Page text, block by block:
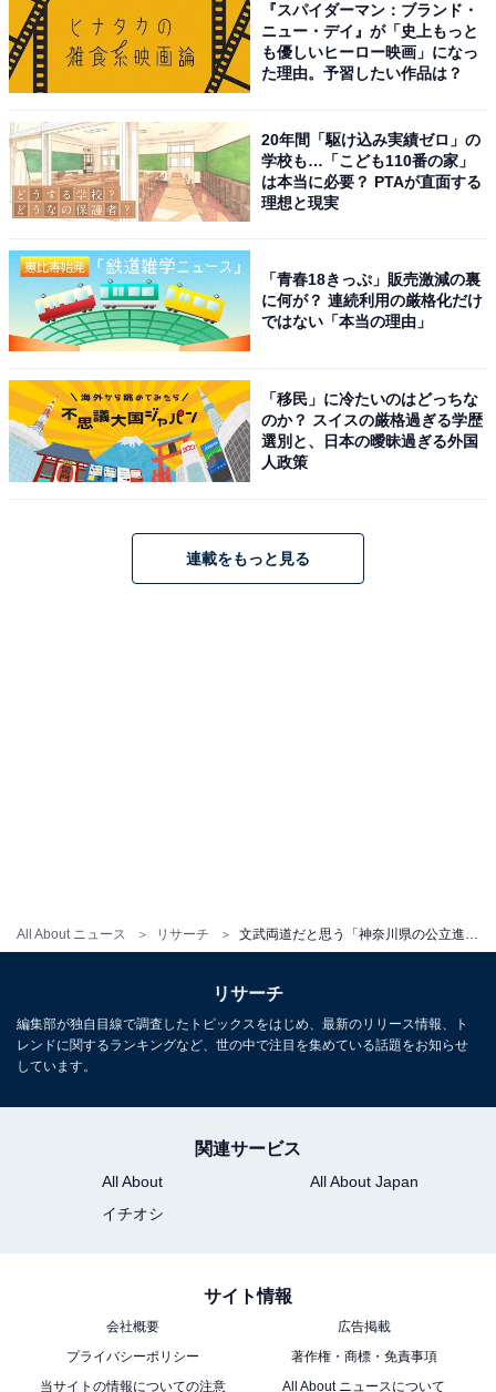
All About ニュース リサーチ
2
『スパイダーマン：ブランド・
ニュー・デイ』が「史上もっと
も優しいヒーロー映画」になっ
た理由。予習したい作品は？
20年間「駆け込み実績ゼロ」の
学校も…「こども110番の家」
は本当に必要？ PTAが直面する
理想と現実
「青春18きっぷ」販売激減の裏
に何が？ 連続利用の厳格化だけ
ではない「本当の理由」
「移民」に冷たいのはどっちな
のか？ スイスの厳格過ぎる学歴
選別と、日本の曖昧過ぎる外国
人政策
連載をもっと見る
リサーチ
編集部が独自目線で調査したトピックスをはじめ、最新のリリース情報、ト
レンドに関するランキングなど、世の中で注目を集めている話題をお知らせ
しています。
関連サービス
All About
All About Japan
イチオシ
サイト情報
会社概要
広告掲載
プライバシーポリシー
著作権・商標・免責事項
当サイトの情報についての注意
All About ニュースについて